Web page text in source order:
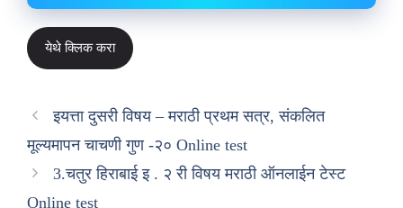
येथे क्लिक करा
इयत्ता दुसरी विषय – मराठी प्रथम सत्र, संकलित
मूल्यमापन चाचणी गुण -२० Online test
3.चतुर हिराबाई इ . २ री विषय मराठी ऑनलाईन टेस्ट
Online test